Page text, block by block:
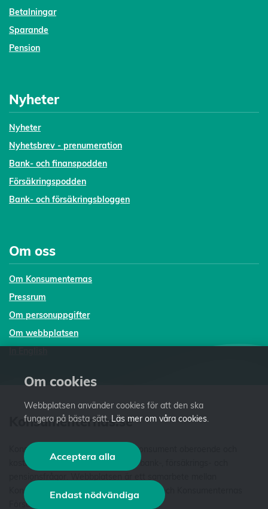
Betalningar
Sparande
Pension
Nyheter
Nyheter
Nyhetsbrev - prenumeration
Bank- och finanspodden
Försäkringspodden
Bank- och försäkringsbloggen
Om oss
Om Konsumenternas
Pressrum
Om personuppgifter
Om webbplatsen
Konsumenternas.se
Konsumenternas.se ger dig som konsument oberoende och
kostnadsfri fakta och vägledning i bank-, försäkrings- och
Konsumenternas Bank- och finansbyrå och Konsumenternas
Försäkringsbyrå. Vi är stiftelser som har
Om cookies
Webbplatsen använder cookies för att den ska
fungera på bästa sätt. Läs mer om våra cookies.
Acceptera alla
Endast nödvändiga